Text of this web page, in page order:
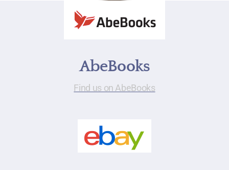
AbeBooks
Find us on AbeBooks